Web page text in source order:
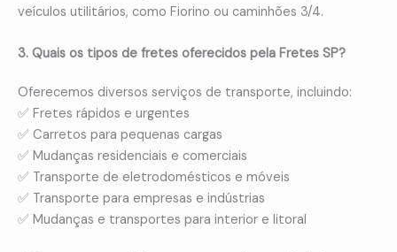
veículos utilitários, como Fiorino ou caminhões 3/4.
3. Quais os tipos de fretes oferecidos pela Fretes SP?
Oferecemos diversos serviços de transporte, incluindo:
✅ Fretes rápidos e urgentes
✅ Carretos para pequenas cargas
✅ Mudanças residenciais e comerciais
✅ Transporte de eletrodomésticos e móveis
✅ Transporte para empresas e indústrias
✅ Mudanças e transportes para interior e litoral